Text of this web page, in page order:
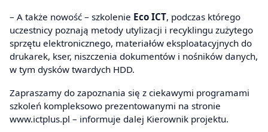
– A także nowość – szkolenie Eco ICT, podczas którego
uczestnicy poznają metody utylizacji i recyklingu zużytego
sprzętu elektronicznego, materiałów eksploatacyjnych do
drukarek, kser, niszczenia dokumentów i nośników danych,
w tym dysków twardych HDD.
Zapraszamy do zapoznania się z ciekawymi programami
szkoleń kompleksowo prezentowanymi na stronie
www.ictplus.pl – informuje dalej Kierownik projektu.